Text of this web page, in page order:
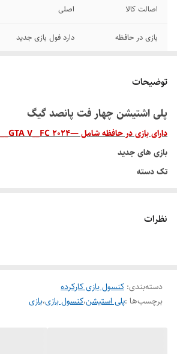
اصالت کالا اصلی
بازی در حافظه دارد فول بازی جدید
ورودی USB ۲ عدد
اقلام همراه
توضیحات
پلی اشتیشن چهار فت پانصد گیگ
دارای بازی در حافظه شامل —GTA V__FC 2024___و بازی ها جدید دیگه
بازی های جدید
تک دسته
نظرات
دسته‌بندی: کنسول بازی کارکرده
برچسب‌ها :پلی استیشن،کنسول بازی،بازی